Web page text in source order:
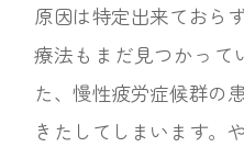
原因は特定出来ておら
療法もまだ見つかって
た、慢性疲労症候群の
きたしてしまいます。